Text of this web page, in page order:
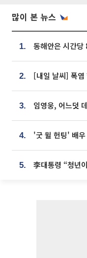
많이 본 뉴스
1.
2.
3.
4.
5.